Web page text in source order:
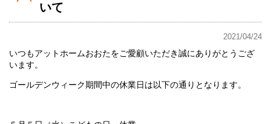
いて
2021/04/24
いつもアットホームおおたをご愛顧いただき誠にありがとうござ
います。
ゴールデンウィーク期間中の休業日は以下の通りとなります。